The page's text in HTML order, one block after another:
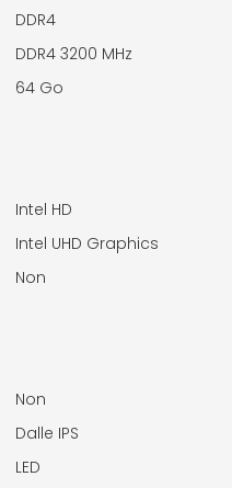
DDR4
DDR4 3200 MHz
64 Go
Intel HD
Intel UHD Graphics
Non
Non
Dalle IPS
LED